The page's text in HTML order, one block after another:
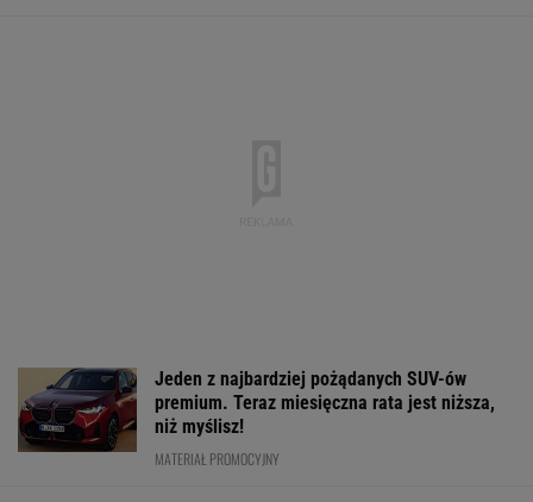
Jeden z najbardziej pożądanych SUV-ów
premium. Teraz miesięczna rata jest niższa,
niż myślisz!
MATERIAŁ PROMOCYJNY